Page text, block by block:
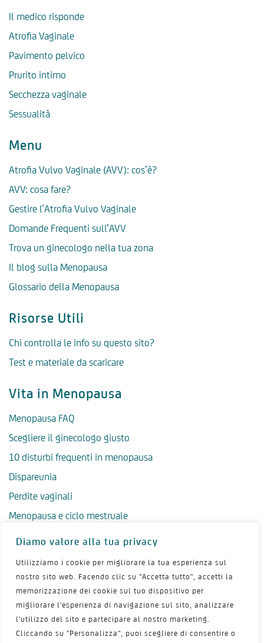
Diamo valore alla tua privacy
Utilizziamo i cookie per migliorare la tua esperienza sul
nostro sito web. Facendo clic su "Accetta tutto", accetti la
memorizzazione dei cookie sul tuo dispositivo per
migliorare l'esperienza di navigazione sul sito, analizzare
l'utilizzo del sito e partecipare al nostro marketing.
Cliccando su "Personalizza", puoi scegliere di consentire o
Il medico risponde
Atrofia Vaginale
Pavimento pelvico
Prurito intimo
Secchezza vaginale
Sessualità
Menu
Atrofia Vulvo Vaginale (AVV): cos’è?
AVV: cosa fare?
Gestire l’Atrofia Vulvo Vaginale
Domande Frequenti sull’AVV
Trova un ginecologo nella tua zona
Il blog sulla Menopausa
Glossario della Menopausa
Risorse Utili
Chi controlla le info su questo sito?
Test e materiale da scaricare
Vita in Menopausa
Menopausa FAQ
Scegliere il ginecologo giusto
10 disturbi frequenti in menopausa
Dispareunia
Perdite vaginali
Menopausa e ciclo mestruale
Salute psicologica in menopausa
Igiene intima in menopausa
Alimentazione e menopausa
Menopausa e sport